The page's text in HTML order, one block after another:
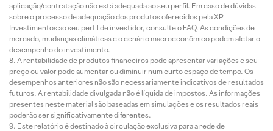
aplicação/contratação não está adequada ao seu perfil. Em caso de dúvidas
sobre o processo de adequação dos produtos oferecidos pela XP
Investimentos ao seu perfil de investidor, consulte o FAQ. As condições de
mercado, mudanças climáticas e o cenário macroeconômico podem afetar o
desempenho do investimento.
A rentabilidade de produtos financeiros pode apresentar variações e seu
preço ou valor pode aumentar ou diminuir num curto espaço de tempo. Os
desempenhos anteriores não são necessariamente indicativos de resultados
futuros. A rentabilidade divulgada não é líquida de impostos. As informações
presentes neste material são baseadas em simulações e os resultados reais
poderão ser significativamente diferentes.
Este relatório é destinado à circulação exclusiva para a rede de